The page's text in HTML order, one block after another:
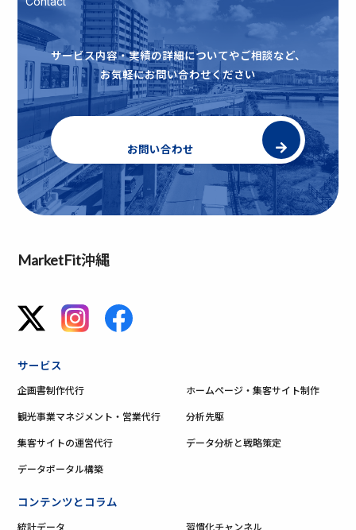
サービス内容・実績の詳細についてやご相談など、
お気軽にお問い合わせください
お問い合わせ
MarketFit沖縄
サービス
企画書制作代行 ホームページ・集客サイト制作
観光事業マネジメント・営業代行 分析先駆
集客サイトの運営代行 データ分析と戦略策定
データポータル構築
コンテンツとコラム
統計データ 習慣化チャンネル